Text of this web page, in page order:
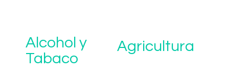
Alcohol y
Tabaco
Agricultura